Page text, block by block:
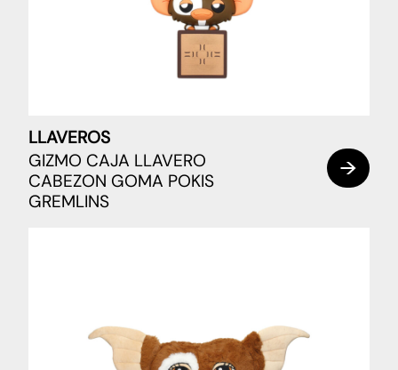
LLAVEROS
GIZMO CAJA LLAVERO
CABEZON GOMA POKIS
GREMLINS